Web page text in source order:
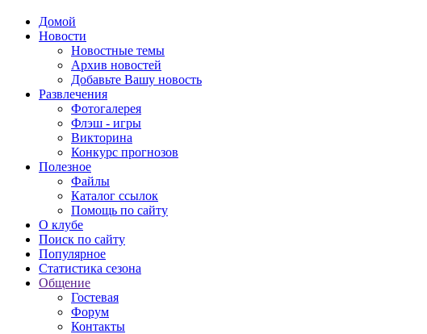
Домой
Новости
Новостные темы
Архив новостей
Добавьте Вашу новость
Развлечения
Фотогалерея
Флэш - игры
Викторина
Конкурс прогнозов
Полезное
Файлы
Каталог ссылок
Помощь по сайту
О клубе
Поиск по сайту
Популярное
Статистика сезона
Общение
Гостевая
Форум
Контакты